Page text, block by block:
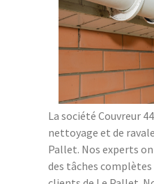
La société Couvreur
nettoyage et de
Pallet. Nos experts
des tâches